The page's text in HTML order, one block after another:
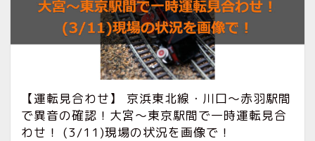
【運転見合わせ】 京浜東北線・川口〜赤羽駅間
で異音の確認！大宮〜東京駅間で一時運転見合
わせ！ (3/11)現場の状況を画像で！